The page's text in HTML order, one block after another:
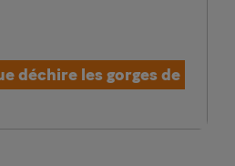
déchire les gorges de